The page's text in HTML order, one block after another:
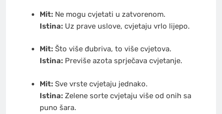
Mit:Ne mogu cvjetati u zatvorenom.
Istina:Uz prave uslove, cvjetaju vrlo lijepo.
Mit:Što više đubriva, to više cvjetova.
Istina:Previše azota sprječava cvjetanje.
Mit:Sve vrste cvjetaju jednako.
Istina:Zelene sorte cvjetaju više od onih sa
puno šara.